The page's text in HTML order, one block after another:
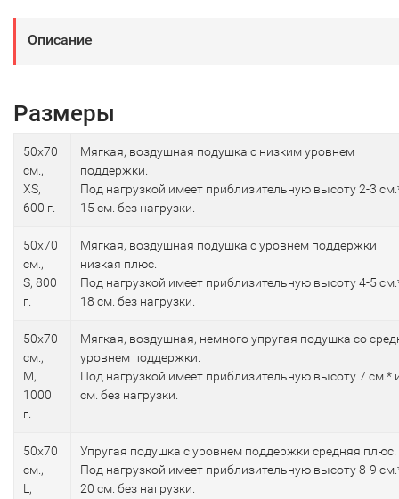
Описание
Размеры
50х70
см.,
XS,
600 г.
Мягкая, воздушная подушка с низким уровнем
поддержки.
Под нагрузкой имеет приблизительную высоту 2-3
15 см. без нагрузки.
50х70
см.,
S, 800
г.
Мягкая, воздушная подушка с уровнем поддержки
низкая плюс.
Под нагрузкой имеет приблизительную высоту 4-5
18 см. без нагрузки.
50х70
см.,
M,
1000
г.
Мягкая, воздушная, немного упругая подушка со
уровнем поддержки.
Под нагрузкой имеет приблизительную высоту 7 см.*
см. без нагрузки.
50х70
см.,
L,
Упругая подушка с уровнем поддержки средняя плюс.
Под нагрузкой имеет приблизительную высоту 8-9
20 см. без нагрузки.